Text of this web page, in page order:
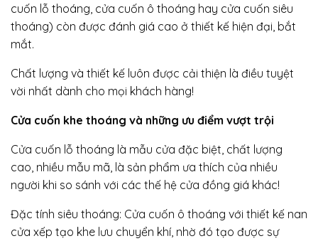
cuốn lỗ thoáng, cửa cuốn ô thoáng hay cửa cuốn siêu
thoáng) còn được đánh giá cao ở thiết kế hiện đại, bắt
mắt.
Chất lượng và thiết kế luôn được cải thiện là điều tuyệt
vời nhất dành cho mọi khách hàng!
Cửa cuốn khe thoáng và những ưu điểm vượt trội
Cửa cuốn lỗ thoáng là mẫu cửa đặc biệt, chất lượng
cao, nhiều mẫu mã, là sản phẩm ưa thích của nhiều
người khi so sánh với các thế hệ cửa đồng giá khác!
Đặc tính siêu thoáng: Cửa cuốn ô thoáng với thiết kế nan
cửa xếp tạo khe lưu chuyển khí, nhờ đó tạo được sự